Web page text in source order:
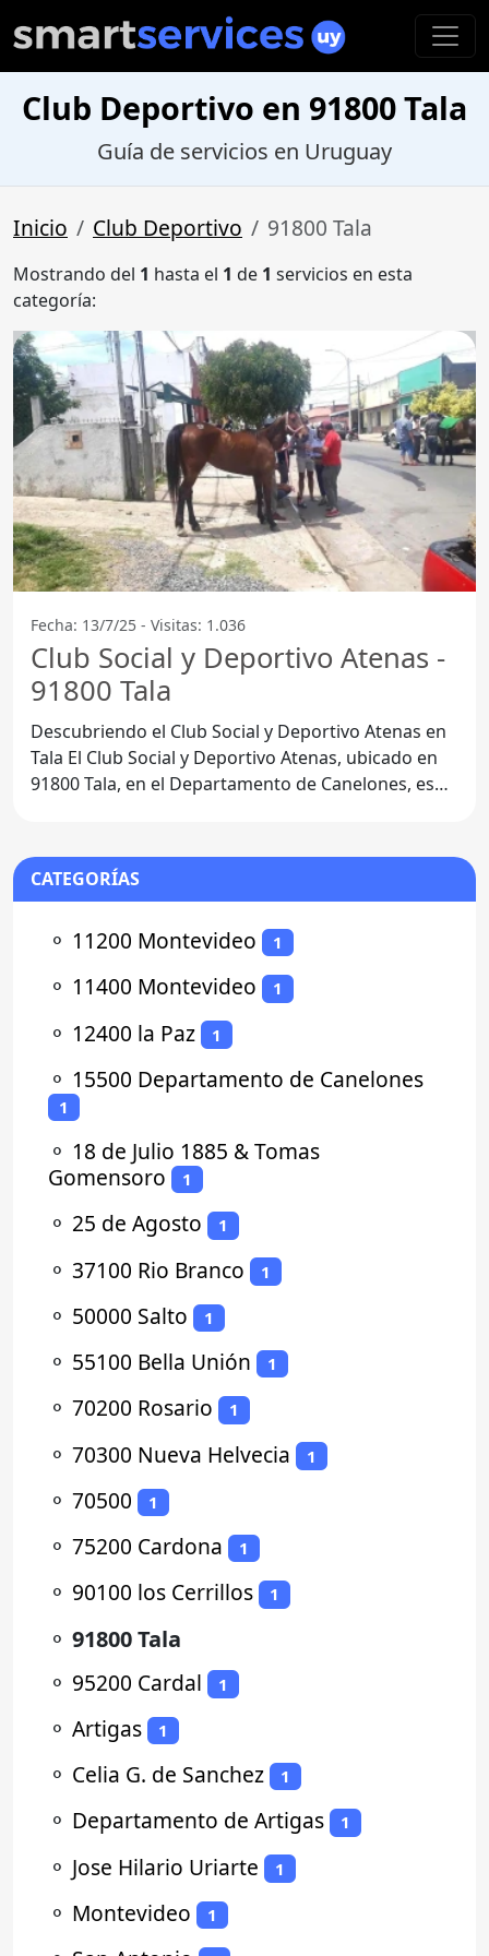
Club Deportivo en 91800 Tala
Guía de servicios en Uruguay
Inicio Club Deportivo 91800 Tala
Mostrando del 1 hasta el 1 de 1 servicios en esta
categoría:
Fecha: 13/7/25 - Visitas: 1.036
Club Social y Deportivo Atenas -
91800 Tala
Descubriendo el Club Social y Deportivo Atenas en
Tala El Club Social y Deportivo Atenas, ubicado en
91800 Tala, en el Departamento de Canelones, es
CATEGORÍAS
⚬ 11200 Montevideo 1
⚬ 11400 Montevideo 1
⚬ 12400 la Paz 1
⚬ 15500 Departamento de Canelones
1
⚬ 18 de Julio 1885 & Tomas
Gomensoro
1
⚬ 25 de Agosto 1
⚬ 37100 Rio Branco 1
⚬ 50000 Salto 1
⚬ 55100 Bella Unión 1
⚬ 70200 Rosario 1
⚬ 70300 Nueva Helvecia 1
⚬ 70500 1
⚬ 75200 Cardona 1
⚬ 90100 los Cerrillos 1
⚬ 91800 Tala
⚬ 95200 Cardal 1
⚬ Artigas 1
⚬ Celia G. de Sanchez 1
⚬ Departamento de Artigas 1
⚬ Jose Hilario Uriarte 1
⚬ Montevideo 1